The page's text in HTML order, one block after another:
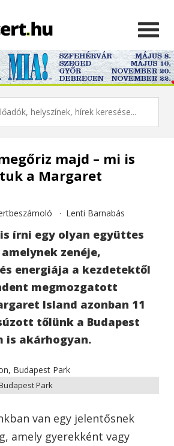
majd – mi is
a Margaret
· Lenti Barnabás
írni egy olyan együttes
zenéje,
energiája a kezdetektől
megmozgatott
Island azonban 11
tőlünk a Budapest
is akárhogyan.
Park
van egy jelentősnek
amely gyerekként vagy